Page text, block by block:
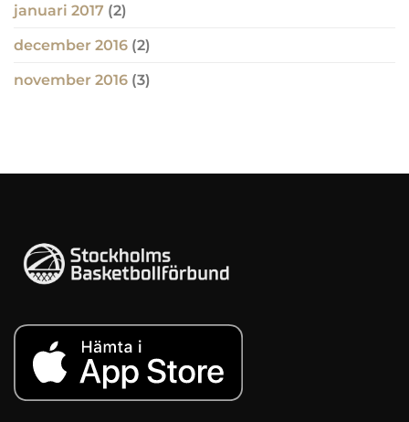
januari 2017 (2)
december 2016 (2)
november 2016 (3)